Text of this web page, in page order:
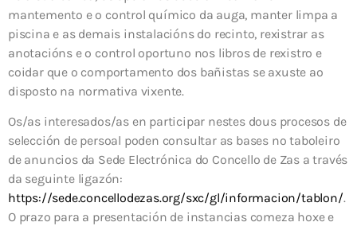
mantemento e o control químico da auga, manter limpa a
piscina e as demais instalacións do recinto, rexistrar as
anotacións e o control oportuno nos libros de rexistro e
coidar que o comportamento dos bañistas se axuste ao
disposto na normativa vixente.
Os/as interesados/as en participar nestes dous procesos de
selección de persoal poden consultar as bases no taboleiro
de anuncios da Sede Electrónica do Concello de Zas a través
da seguinte ligazón:
https://sede.concellodezas.org/sxc/gl/informacion/tablon/.
O prazo para a presentación de instancias comeza hoxe e